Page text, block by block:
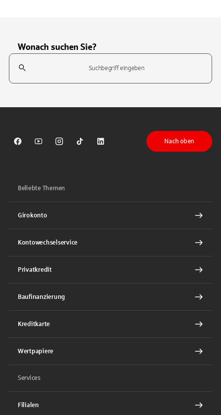
Wonach suchen Sie?
Suchfeld
Sparkasse auf Facebook
Sparkasse auf Youtube
Sparkasse auf Instagram
Sparkasse auf TikTok
Sparkasse auf LinkedIn
Nach oben
Beliebte Themen
Girokonto
Kontowechselservice
Privatkredit
Baufinanzierung
Kreditkarte
Wertpapiere
Services
Filialen